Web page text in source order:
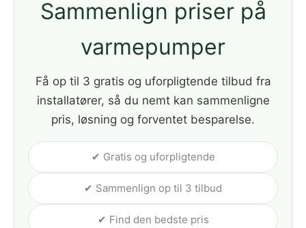
Sammenlign priser på
varmepumper
Få op til 3 gratis og uforpligtende tilbud fra
installatører, så du nemt kan sammenligne
pris, løsning og forventet besparelse.
✔ Gratis og uforpligtende
✔ Sammenlign op til 3 tilbud
✔ Find den bedste pris